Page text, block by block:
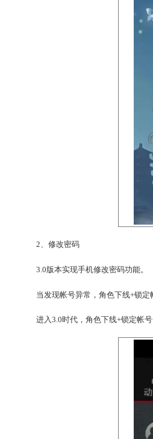
3.0版本实现手机修改